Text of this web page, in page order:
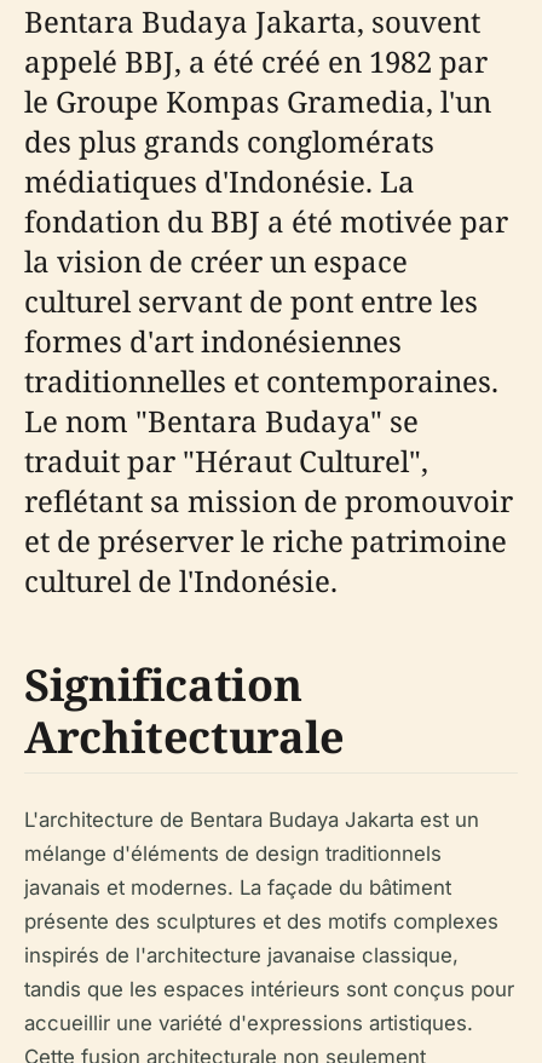
Bentara Budaya Jakarta, souvent
appelé BBJ, a été créé en 1982 par
le Groupe Kompas Gramedia, l'un
des plus grands conglomérats
médiatiques d'Indonésie. La
fondation du BBJ a été motivée par
la vision de créer un espace
culturel servant de pont entre les
formes d'art indonésiennes
traditionnelles et contemporaines.
Le nom "Bentara Budaya" se
traduit par "Héraut Culturel",
reflétant sa mission de promouvoir
et de préserver le riche patrimoine
culturel de l'Indonésie.
Signification
Architecturale
L'architecture de Bentara Budaya Jakarta est un
mélange d'éléments de design traditionnels
javanais et modernes. La façade du bâtiment
présente des sculptures et des motifs complexes
inspirés de l'architecture javanaise classique,
tandis que les espaces intérieurs sont conçus pour
accueillir une variété d'expressions artistiques.
Cette fusion architecturale non seulement